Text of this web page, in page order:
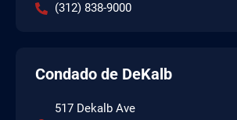
(312) 838-9000
Condado de DeKalb
517 Dekalb Ave